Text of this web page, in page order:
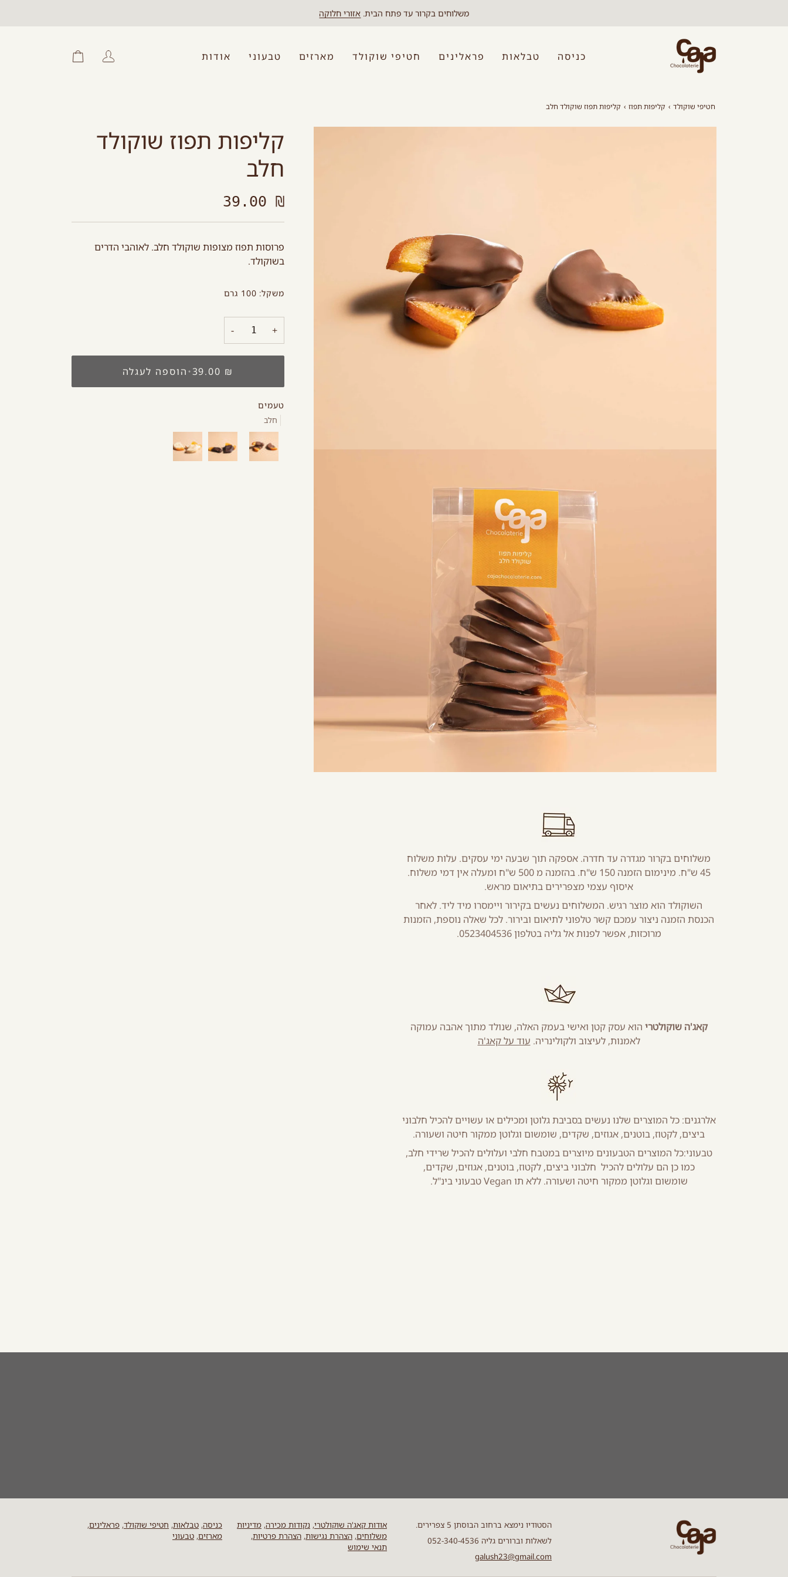
משלוחים בקרור עד פתח הבית. אזורי חלוקה
כניסה טבלאות פראלינים חטיפי שוקולד מארזים טבעוני אודות
החשבון עגלת
חטיפי שוקולד › קליפות תפוז › קליפות תפוז שוקולד חלב
קליפות תפוז שוקולד
חלב
₪ 39.00
פרוסות תפוז מצופות שוקולד חלב. לאוהבי הדרים
בשוקולד.
משקל: 100 גרם
− +
הוספה לעגלה• ₪ 39.00
טעמים
חלב
משלוחים בקרור מגדרה עד חדרה. אספקה תוך שבעה ימי עסקים. עלות משלוח
45 ש"ח. מינימום הזמנה 150 ש"ח. בהזמנה מ 500 ש"ח ומעלה אין דמי משלוח.
איסוף עצמי מצפרירים בתיאום מראש.
השוקולד הוא מוצר רגיש. המשלוחים נעשים בקירור ויימסרו מיד ליד. לאחר
הכנסת הזמנה ניצור עמכם קשר טלפוני לתיאום ובירור. לכל שאלה נוספת, הזמנות
מרוכזות, אפשר לפנות אל גליה בטלפון 0523404536.
קאג'ה שוקולטרי הוא עסק קטן ואישי בעמק האלה, שנולד מתוך אהבה עמוקה
לאמנות, לעיצוב ולקולינריה. עוד על קאג'ה
אלרגנים: כל המוצרים שלנו נעשים בסביבת גלוטן ומכילים או עשויים להכיל חלבוני
ביצים, לקטוז, בוטנים, אגוזים, שקדים, שומשום וגלוטן ממקור חיטה ושעורה.
טבעוני:כל המוצרים הטבעונים מיוצרים במטבח חלבי ועלולים להכיל שרידי חלב,
כמו כן הם עלולים להכיל חלבוני ביצים, לקטוז, בוטנים, אגוזים, שקדים,
שומשום וגלוטן ממקור חיטה ושעורה. ללא תו Vegan טבעוני בינ"ל.
הסטודיו נימצא ברחוב הבוסתן 5 צפרירים.
לשאלות וברורים גליה 052-340-4536
galush23@gmail.com
אודות קאג'ה שוקולטרי, נקודות מכירה, מדיניות
משלוחים, הצהרת נגישות, הצהרת פרטיות,
תנאי שימוש
כניסה, טבלאות, חטיפי שוקולד, פראלינים,
מארזים, טבעוני